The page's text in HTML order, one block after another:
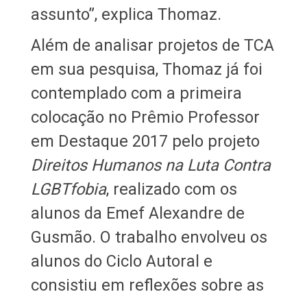
assunto”, explica Thomaz.
Além de analisar projetos de TCA
em sua pesquisa, Thomaz já foi
contemplado com a primeira
colocação no Prêmio Professor
em Destaque 2017 pelo projeto
Direitos Humanos na Luta Contra
LGBTfobia, realizado com os
alunos da Emef Alexandre de
Gusmão. O trabalho envolveu os
alunos do Ciclo Autoral e
consistiu em reflexões sobre as